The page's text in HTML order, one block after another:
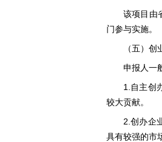
该项目由
门参与实施。
（五）创
申报人一
1.自主创
较大贡献。
2.创办企
具有较强的市